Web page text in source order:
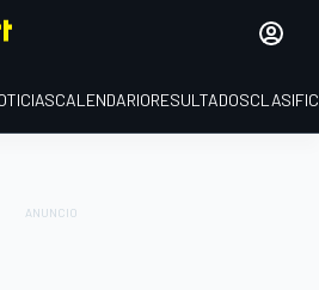
CALENDARIORESULTADOS